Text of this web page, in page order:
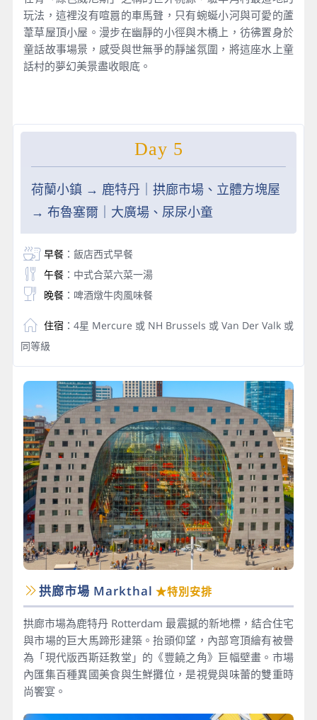
玩法，這裡沒有喧囂的車馬聲，只有蜿蜒小河與可愛的蘆
葦草屋頂小屋。漫步在幽靜的小徑與木橋上，彷彿置身於
童話故事場景，感受與世無爭的靜謐氛圍，將這座水上童
話村的夢幻美景盡收眼底。
Day 5
荷蘭小鎮 → 鹿特丹｜拱廊市場、立體方塊屋
→ 布魯塞爾｜大廣場、尿尿小童
早餐：飯店西式早餐
午餐：中式合菜六菜一湯
晚餐：啤酒燉牛肉風味餐
住宿 ：4星 Mercure 或 NH Brussels 或 Van Der Valk 或
同等級
拱廊市場 Markthal ★特別安排
拱廊市場為鹿特丹 Rotterdam 最震撼的新地標，結合住宅
與市場的巨大馬蹄形建築。抬頭仰望，內部穹頂繪有被譽
為「現代版西斯廷教堂」的《豐饒之角》巨幅壁畫。市場
內匯集百種異國美食與生鮮攤位，是視覺與味蕾的雙重時
尚饗宴。